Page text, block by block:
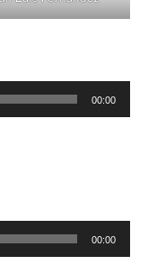
00:00
00:00